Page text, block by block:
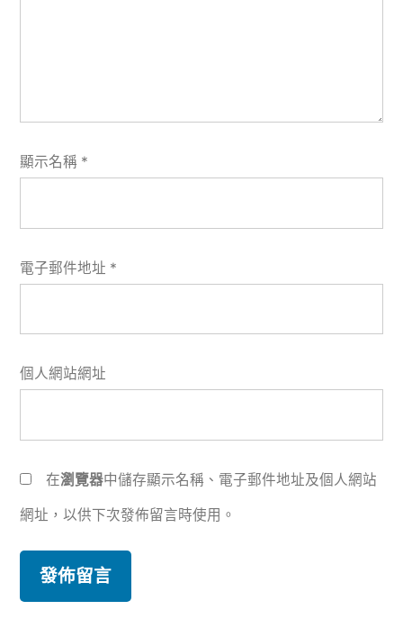
顯示名稱 *
電子郵件地址 *
個人網站網址
在瀏覽器中儲存顯示名稱、電子郵件地址及個人網站
網址，以供下次發佈留言時使用。